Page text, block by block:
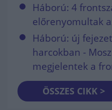
Háború: 4
előrenyomultak
Háború: új
harcokban -
megjelentek a
ÖSSZES CIKK >